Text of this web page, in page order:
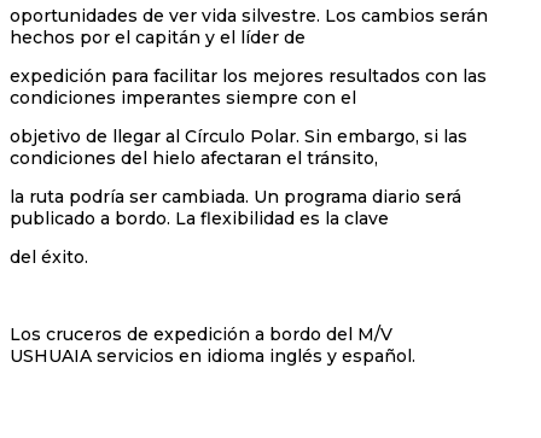
oportunidades de ver vida silvestre. Los cambios serán
hechos por el capitán y el líder de
expedición para facilitar los mejores resultados con las
condiciones imperantes siempre con el
objetivo de llegar al Círculo Polar. Sin embargo, si las
condiciones del hielo afectaran el tránsito,
la ruta podría ser cambiada. Un programa diario será
publicado a bordo. La flexibilidad es la clave
del éxito.
Los cruceros de expedición a bordo del M/V
USHUAIA servicios en idioma inglés y español.